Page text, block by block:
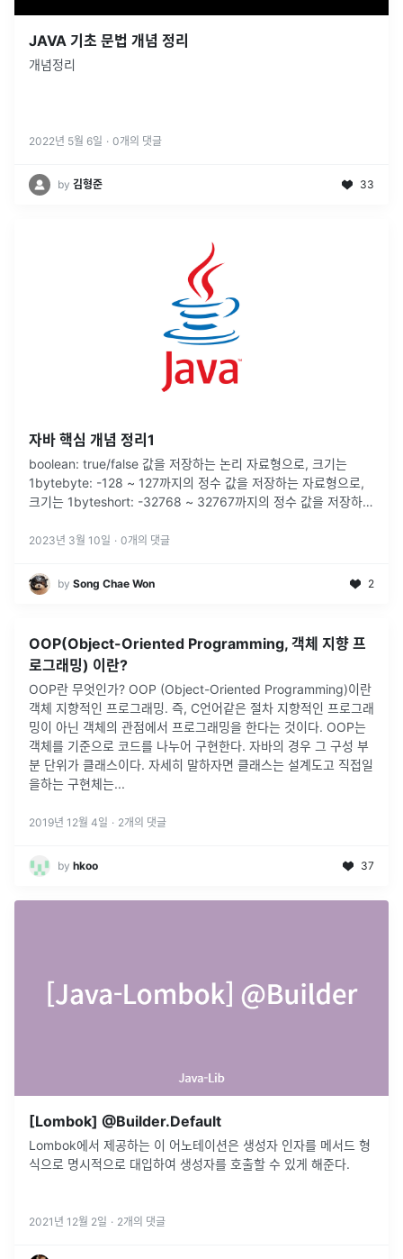
JAVA 기초 문법 개념 정리
개념정리
2022년 5월 6일 · 0개의 댓글
by 김형준 33
자바 핵심 개념 정리1
boolean: true/false 값을 저장하는 논리 자료형으로, 크기는
1bytebyte: -128 ~ 127까지의 정수 값을 저장하는 자료형으로,
크기는 1byteshort: -32768 ~ 32767까지의 정수 값을 저장하는
2023년 3월 10일 · 0개의 댓글
by Song Chae Won 2
OOP(Object-Oriented Programming, 객체 지향 프
로그래밍) 이란?
OOP란 무엇인가? OOP (Object-Oriented Programming)이란
객체 지향적인 프로그래밍. 즉, C언어같은 절차 지향적인 프로그래
밍이 아닌 객체의 관점에서 프로그래밍을 한다는 것이다. OOP는
객체를 기준으로 코드를 나누어 구현한다. 자바의 경우 그 구성 부
분 단위가 클래스이다. 자세히 말하자면 클래스는 설계도고 직접일
을하는 구현체는...
2019년 12월 4일 · 2개의 댓글
by hkoo 37
[Lombok] @Builder.Default
Lombok에서 제공하는 이 어노테이션은 생성자 인자를 메서드 형
식으로 명시적으로 대입하여 생성자를 호출할 수 있게 해준다.
2021년 12월 2일 · 2개의 댓글